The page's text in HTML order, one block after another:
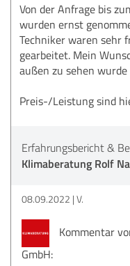
Von der Anfrage bis
wurden ernst
Techniker waren sehr
gearbeitet. Mein
außen zu sehen
Preis-/Leistung sind
Erfahrungsbericht &
Klimaberatung Rolf
08.09.2022 V.
Kommentar
GmbH: